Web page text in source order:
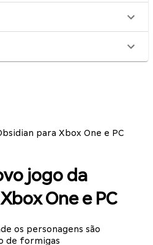
para Xbox One e PC
jogo da
One e PC
os personagens são
de formigas